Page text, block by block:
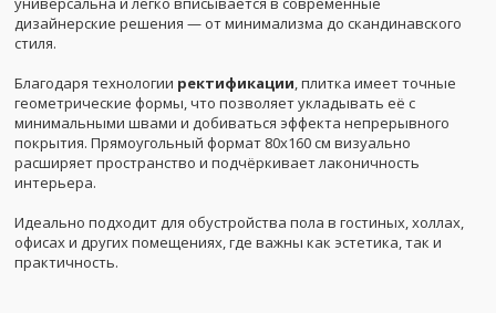
дизайнерские решения — от минимализма до скандинавского
стиля.
Благодаря технологии ректификации , плитка имеет точные
геометрические формы, что позволяет укладывать её с
минимальными швами и добиваться эффекта непрерывного
покрытия. Прямоугольный формат 80x160 см визуально
расширяет пространство и подчёркивает лаконичность
интерьера.
Идеально подходит для обустройства пола в гостиных, холлах,
офисах и других помещениях, где важны как эстетика, так и
практичность.